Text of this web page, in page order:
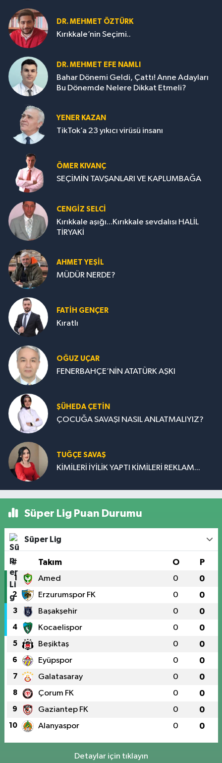
DR. MEHMET ÖZTÜRK
Kırıkkale’nin Seçimi..
DR. MEHMET EFE NAMLI
Bahar Dönemi Geldi, Çattı! Anne Adayları
Bu Dönemde Nelere Dikkat Etmeli?
YENER KAZAN
TikTok’a 23 yıkıcı virüsü insanı
ÖMER KIVANÇ
SEÇİMİN TAVŞANLARI VE KAPLUMBAĞA
CENGİZ SELCİ
Kırıkkale aşığı...Kırıkkale sevdalısı HALİL
TİRYAKİ
AHMET YEŞİL
MÜDÜR NERDE?
FATIH GENÇER
Kıratlı
OĞUZ UÇAR
FENERBAHÇE’NİN ATATÜRK AŞKI
ŞÜHEDA ÇETİN
ÇOCUĞA SAVAŞI NASIL ANLATMALIYIZ?
TUĞÇE SAVAŞ
KİMİLERİ İYİLİK YAPTI KİMİLERİ REKLAM...
Süper Lig Puan Durumu
Süper Lig
# Takım O P
1 Amed 0 0
2 Erzurumspor FK 0 0
3 Başakşehir 0 0
4 Kocaelispor 0 0
5 Beşiktaş 0 0
6 Eyüpspor 0 0
7 Galatasaray 0 0
8 Çorum FK 0 0
9 Gaziantep FK 0 0
10 Alanyaspor 0 0
Detaylar için tıklayın